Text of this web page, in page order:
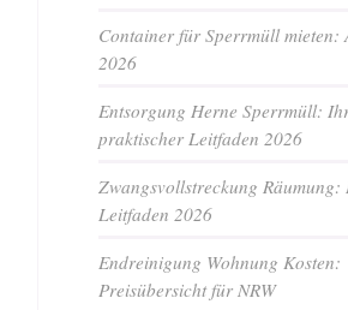
Container für Sperrmüll mieten:
2026
Entsorgung Herne Sperrmüll:
praktischer Leitfaden 2026
Zwangsvollstreckung Räumung:
Leitfaden 2026
Endreinigung Wohnung Kosten:
Preisübersicht für NRW